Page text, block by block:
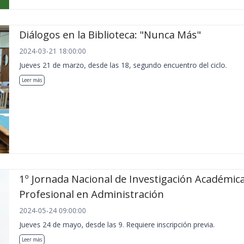
Diálogos en la Biblioteca: "Nunca Más"
2024-03-21 18:00:00
Jueves 21 de marzo, desde las 18, segundo encuentro del ciclo.
Leer más
1º Jornada Nacional de Investigación
Profesional en Administración
2024-05-24 09:00:00
Jueves 24 de mayo, desde las 9. Requiere inscripción previa.
Leer más